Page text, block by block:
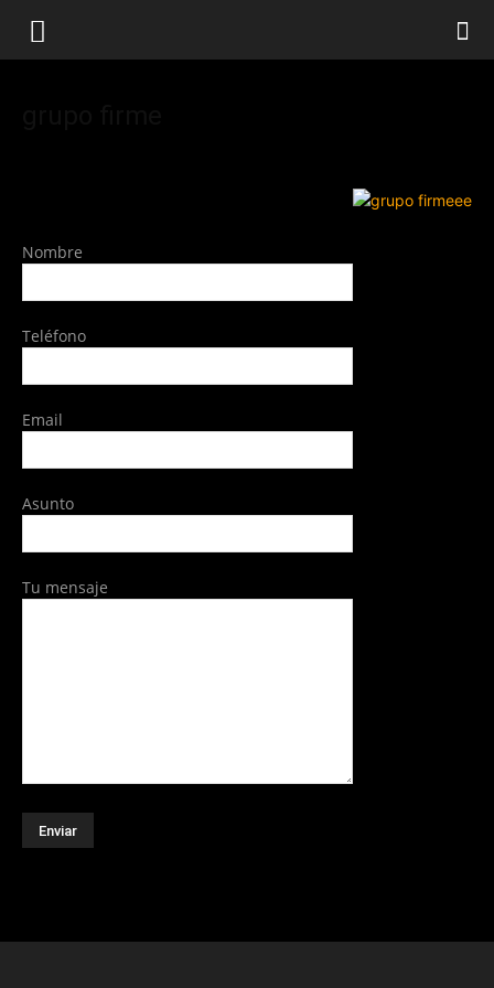
Nombre
Teléfono
Email
Asunto
Tu mensaje